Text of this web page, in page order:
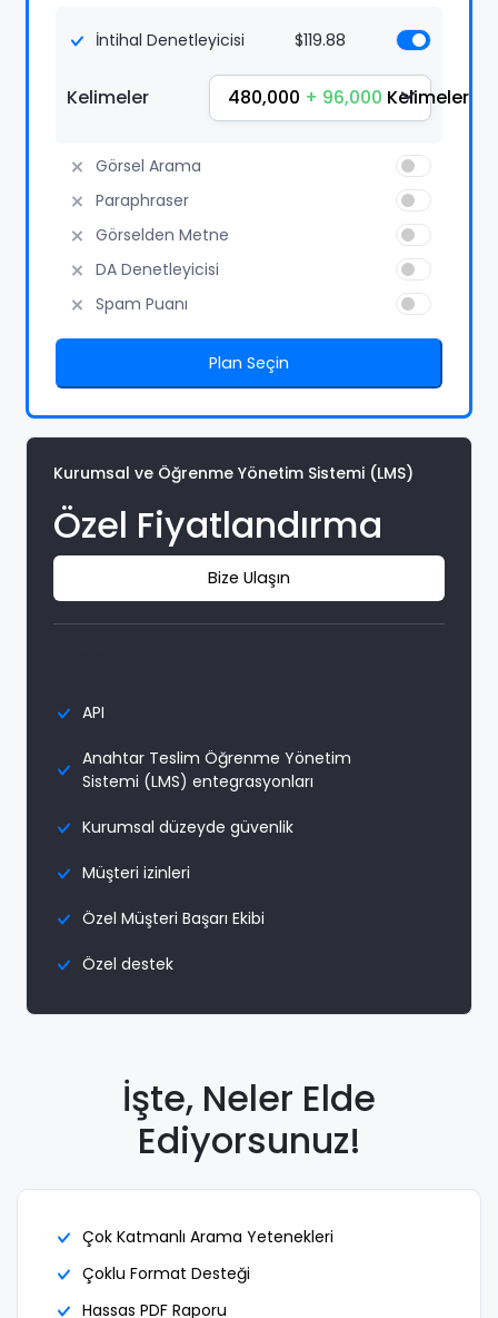
İntihal Denetleyicisi $119.88
Kelimeler 480,000 + 96,000 Kelimeler
Görsel Arama
Paraphraser
Görselden Metne
DA Denetleyicisi
Spam Puanı
Plan Seçin
Kurumsal ve Öğrenme Yönetim Sistemi (LMS)
Özel Fiyatlandırma
Bize Ulaşın
API
Anahtar Teslim Öğrenme Yönetim
Sistemi (LMS) entegrasyonları
Kurumsal düzeyde güvenlik
Müşteri izinleri
Özel Müşteri Başarı Ekibi
Özel destek
İşte, Neler Elde
Ediyorsunuz!
Çok Katmanlı Arama Yetenekleri
Çoklu Format Desteği
Hassas PDF Raporu